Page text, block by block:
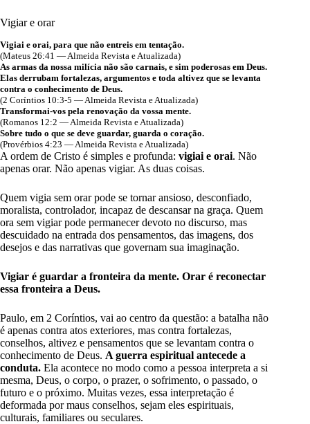
Vigiar e orar
Vigiai e orai, para que não entreis em tentação.
(Mateus 26:41 — Almeida Revista e Atualizada)
As armas da nossa milícia não são carnais, e sim poderosas em Deus.
Elas derrubam fortalezas, argumentos e toda altivez que se levanta
contra o conhecimento de Deus.
(2 Coríntios 10:3-5 — Almeida Revista e Atualizada)
Transformai-vos pela renovação da vossa mente.
(Romanos 12:2 — Almeida Revista e Atualizada)
Sobre tudo o que se deve guardar, guarda o coração.
(Provérbios 4:23 — Almeida Revista e Atualizada)
A ordem de Cristo é simples e profunda: vigiai e orai. Não
apenas orar. Não apenas vigiar. As duas coisas.
Quem vigia sem orar pode se tornar ansioso, desconfiado,
moralista, controlador, incapaz de descansar na graça. Quem
ora sem vigiar pode permanecer devoto no discurso, mas
descuidado na entrada dos pensamentos, das imagens, dos
desejos e das narrativas que governam sua imaginação.
Vigiar é guardar a fronteira da mente. Orar é reconectar
essa fronteira a Deus.
Paulo, em 2 Coríntios, vai ao centro da questão: a batalha não
é apenas contra atos exteriores, mas contra fortalezas,
conselhos, altivez e pensamentos que se levantam contra o
conhecimento de Deus. A guerra espiritual antecede a
conduta. Ela acontece no modo como a pessoa interpreta a si
mesma, Deus, o corpo, o prazer, o sofrimento, o passado, o
futuro e o próximo. Muitas vezes, essa interpretação é
deformada por maus conselhos, sejam eles espirituais,
culturais, familiares ou seculares.